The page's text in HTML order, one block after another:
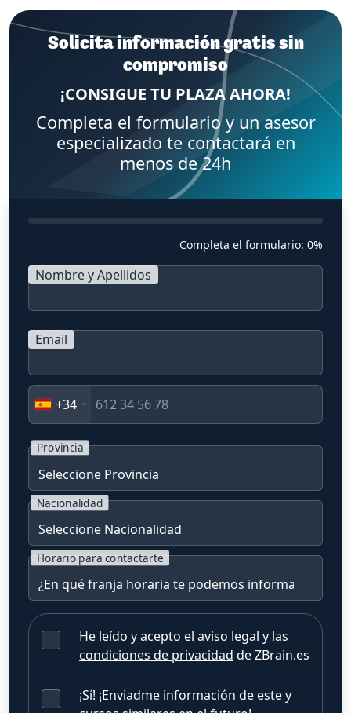
Solicita información gratis sin
compromiso
¡CONSIGUE TU PLAZA AHORA!
Completa el formulario y un asesor
especializado te contactará en
menos de 24h
Completa el formulario: 0%
Nombre y Apellidos
Email
+34
Provincia
Nacionalidad
Horario para contactarte
He leído y acepto el aviso legal y las
condiciones de privacidad de ZBrain.es
¡Sí! ¡Enviadme información de este y